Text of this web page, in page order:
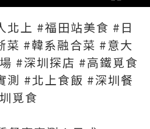
北上 #福田站美食 #日
#韓系融合菜 #意大
#深圳探店 #高鐵覓食
測 #北上食飯 #深圳餐
覓食